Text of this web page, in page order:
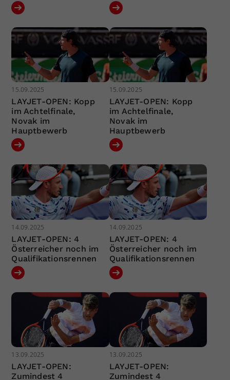
15.09.2025
LAYJET-OPEN: Kopp
im Achtelfinale,
Novak im
Hauptbewerb
15.09.2025
LAYJET-OPEN: Kopp
im Achtelfinale,
Novak im
Hauptbewerb
14.09.2025
LAYJET-OPEN: 4
Österreicher noch im
Qualifikationsrennen
14.09.2025
LAYJET-OPEN: 4
Österreicher noch im
Qualifikationsrennen
13.09.2025
LAYJET-OPEN:
Zumindest 4
13.09.2025
LAYJET-OPEN:
Zumindest 4